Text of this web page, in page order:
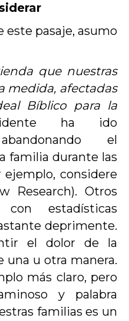
pasaje, asumo
que nuestras
medida, afectadas
Bíblico para la
ha ido
el
familia durante las
considere
Research). Otros
con estadísticas
deprimente.
el dolor de la
u otra manera.
más claro, pero
y palabra
familias es un